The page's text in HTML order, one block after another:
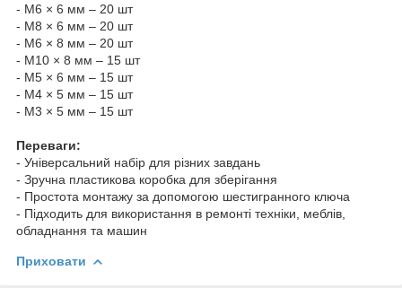
- M6 × 6 мм – 20 шт
- M8 × 6 мм – 20 шт
- M6 × 8 мм – 20 шт
- M10 × 8 мм – 15 шт
- M5 × 6 мм – 15 шт
- M4 × 5 мм – 15 шт
- M3 × 5 мм – 15 шт
Переваги:
- Універсальний набір для різних завдань
- Зручна пластиковa коробка для зберігання
- Простота монтажу за допомогою шестигранного ключа
- Підходить для використання в ремонті техніки, меблів,
обладнання та машин
Приховати